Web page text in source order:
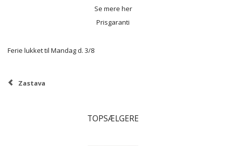
Se mere her
Prisgaranti
Ferie lukket til Mandag d. 3/8
Zastava
TOPSÆLGERE